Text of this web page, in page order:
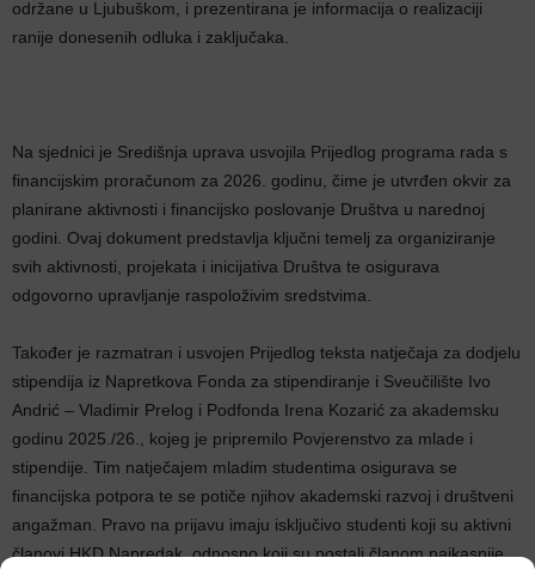
održane u Ljubuškom, i prezentirana je informacija o realizaciji
ranije donesenih odluka i zaključaka.
Na sjednici je Središnja uprava usvojila Prijedlog programa rada s
financijskim proračunom za 2026. godinu, čime je utvrđen okvir za
planirane aktivnosti i financijsko poslovanje Društva u narednoj
godini. Ovaj dokument predstavlja ključni temelj za organiziranje
svih aktivnosti, projekata i inicijativa Društva te osigurava
odgovorno upravljanje raspoloživim sredstvima.
Također je razmatran i usvojen Prijedlog teksta natječaja za dodjelu
stipendija iz Napretkova Fonda za stipendiranje i Sveučilište Ivo
Andrić – Vladimir Prelog i Podfonda Irena Kozarić za akademsku
godinu 2025./26., kojeg je pripremilo Povjerenstvo za mlade i
stipendije. Tim natječajem mladim studentima osigurava se
financijska potpora te se potiče njihov akademski razvoj i društveni
angažman. Pravo na prijavu imaju isključivo studenti koji su aktivni
članovi HKD Napredak, odnosno koji su postali članom najkasnije